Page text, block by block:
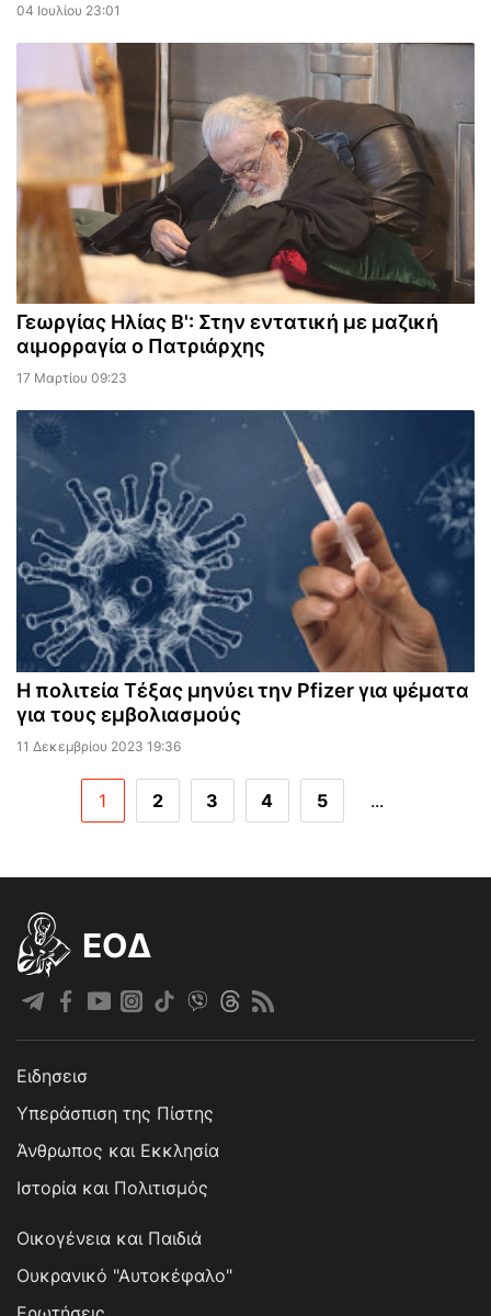
04 Ιουλίου 23:01
Γεωργίας Ηλίας Β': Στην εντατική με μαζική
αιμορραγία ο Πατριάρχης
17 Μαρτίου 09:23
Η πολιτεία Τέξας μηνύει την Pfizer για ψέματα
για τους εμβολιασμούς
11 Δεκεμβρίου 2023 19:36
1 2 3 4 5 ...
EOΔ
Ειδησεισ
Υπεράσπιση της Πίστης
Άνθρωπος και Εκκλησία
Ιστορία και Πολιτισμός
Οικογένεια και Παιδιά
Ουκρανικό "Αυτοκέφαλο"